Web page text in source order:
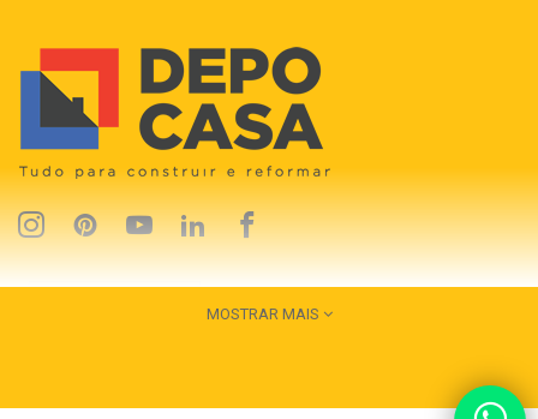
MOSTRAR MAIS